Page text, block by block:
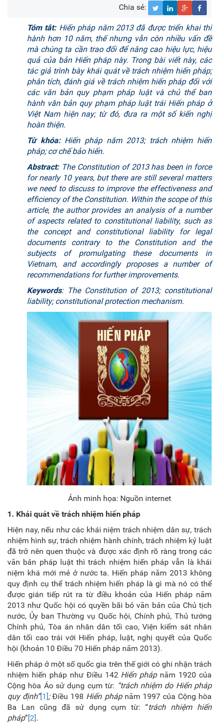
Chia sẻ:
Tóm tắt:Hiến pháp năm 2013 đã được triển khai thi
hành hơn 10 năm, thế nhưng vẫn còn nhiều vấn đề
mà chúng ta cần trao đổi để nâng cao hiệu lực, hiệu
quả của bản Hiến pháp này. Trong bài viết này, các
tác giả trình bày khái quát về trách nhiệm hiến pháp;
phân tích, đánh giá về trách nhiệm hiến pháp đối với
các văn bản quy phạm pháp luật và chủ thể ban
hành văn bản quy phạm pháp luật trái Hiến pháp ở
Việt Nam hiện nay; từ đó, đưa ra một số kiến nghị
hoàn thiện.
Từ khóa: Hiến pháp năm 2013; trách nhiệm hiến
pháp; cơ chế bảo hiến.
Abstract: The Constitution of 2013 has been in force
for nearly 10 years, but there are still several matters
we need to discuss to improve the effectiveness and
efficiency of the Constitution. Within the scope of this
article, the author provides an analysis of a number
of aspects related to constitutional liability, such as
the concept and constitutional liability for legal
documents contrary to the Constitution and the
subjects of promulgating these documents in
Vietnam, and accordingly proposes a number of
recommendations for further improvements.
Keywords: The Constitution of 2013; constitutional
liability; constitutional protection mechanism.
Ảnh minh họa: Nguồn internet
1. Khái quát về trách nhiệm hiến pháp
Hiện nay, nếu như các khái niệm trách nhiệm dân sự, trách
nhiệm hình sự, trách nhiệm hành chính, trách nhiệm kỷ luật
đã trở nên quen thuộc và được xác định rõ ràng trong các
văn bản pháp luật thì trách nhiệm hiến pháp vẫn là khái
niệm khá mới mẻ ở nước ta. Hiến pháp năm 2013 không
quy định cụ thể trách nhiệm hiến pháp là gì mà nó có thể
được gián tiếp rút ra từ điều khoản của Hiến pháp năm
2013 như Quốc hội có quyền bãi bỏ văn bản của Chủ tịch
nước, Ủy ban Thường vụ Quốc hội, Chính phủ, Thủ tướng
Chính phủ, Tòa án nhân dân tối cao, Viện kiểm sát nhân
dân tối cao trái với Hiến pháp, luật, nghị quyết của Quốc
hội (khoản 10 Điều 70 Hiến pháp năm 2013).
Hiến pháp ở một số quốc gia trên thế giới có ghi nhận trách
nhiệm hiến pháp như Điều 142 Hiến pháp năm 1920 của
Cộng hòa Áo sử dụng cụm từ: “trách nhiệm do Hiến pháp
quy định”[1];Điều 198 Hiến phápnăm 1997 của Cộng hòa
Ba Lan cũng đã sử dụng cụm từ: “trách nhiệm hiến
pháp”[2].